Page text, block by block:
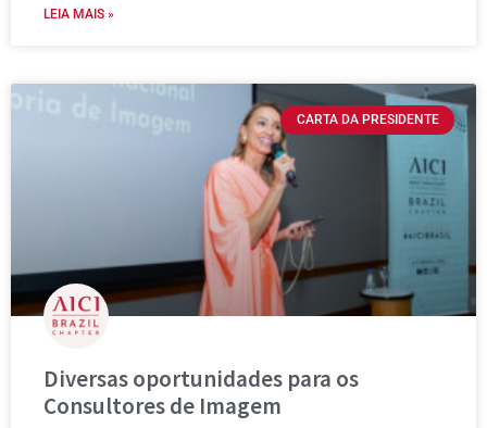
LEIA MAIS »
CARTA DA PRESIDENTE
Diversas oportunidades para os
Consultores de Imagem